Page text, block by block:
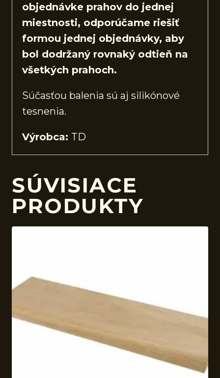
objednávke prahov do jednej
miestnosti, odporúčame riešiť
formou jednej objednávky, aby
bol dodržaný rovnaký odtieň na
všetkých prahoch.
Súčasťou balenia sú aj silikónové
tesnenia.
Výrobca: TD
SÚVISIACE
PRODUKTY